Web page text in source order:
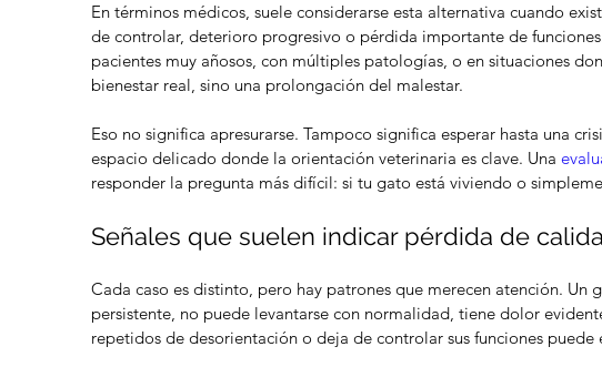
En términos médicos, suele considerarse esta alternativa cuando
de controlar, deterioro progresivo o pérdida importante de
pacientes muy añosos, con múltiples patologías, o en situaciones
bienestar real, sino una prolongación del malestar.
Eso no significa apresurarse. Tampoco significa esperar hasta una
espacio delicado donde la orientación veterinaria es clave. Una
responder la pregunta más difícil: si tu gato está viviendo o
Señales que suelen indicar pérdida de
Cada caso es distinto, pero hay patrones que merecen atención. Un
persistente, no puede levantarse con normalidad, tiene dolor
repetidos de desorientación o deja de controlar sus funciones